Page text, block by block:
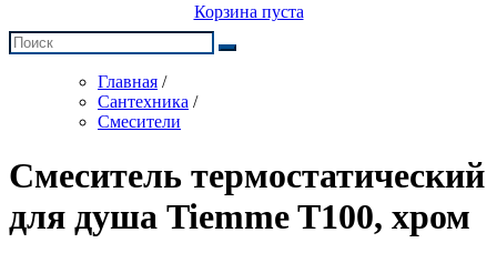
Корзина пуста
Главная /
Сантехника /
Смесители
Смеситель термостатический
для душа Tiemme T100, хром